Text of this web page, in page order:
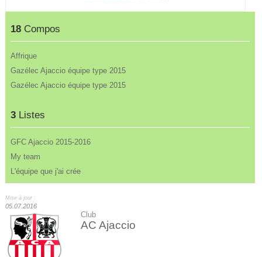
18 Compos
Affrique
Gazélec Ajaccio équipe type 2015
Gazélec Ajaccio équipe type 2015
3 Listes
GFC Ajaccio 2015-2016
My team
L'équipe que j'ai crée
Mise à jour :
05.07.2016
Club
AC Ajaccio